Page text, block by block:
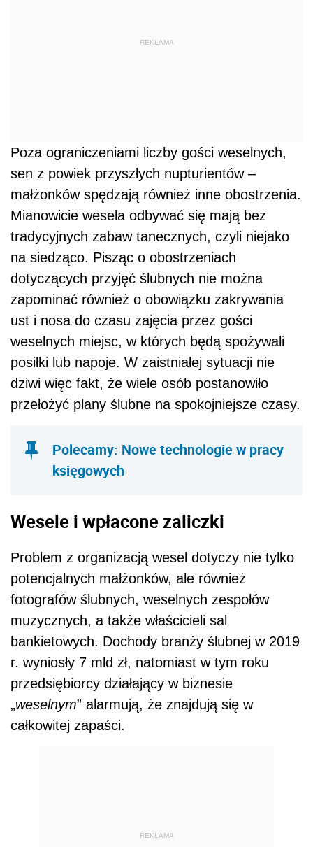
REKLAMA
Poza ograniczeniami liczby gości weselnych,
sen z powiek przyszłych nupturientów –
małżonków spędzają również inne obostrzenia.
Mianowicie wesela odbywać się mają bez
tradycyjnych zabaw tanecznych, czyli niejako
na siedząco. Pisząc o obostrzeniach
dotyczących przyjęć ślubnych nie można
zapominać również o obowiązku zakrywania
ust i nosa do czasu zajęcia przez gości
weselnych miejsc, w których będą spożywali
posiłki lub napoje. W zaistniałej sytuacji nie
dziwi więc fakt, że wiele osób postanowiło
przełożyć plany ślubne na spokojniejsze czasy.
Polecamy: Nowe technologie w pracy
księgowych
Wesele i wpłacone zaliczki
Problem z organizacją wesel dotyczy nie tylko
potencjalnych małżonków, ale również
fotografów ślubnych, weselnych zespołów
muzycznych, a także właścicieli sal
bankietowych. Dochody branży ślubnej w 2019
r. wyniosły 7 mld zł, natomiast w tym roku
przedsiębiorcy działający w biznesie
„weselnym” alarmują, że znajdują się w
całkowitej zapaści.
REKLAMA